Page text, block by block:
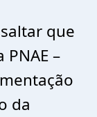
que
–
da